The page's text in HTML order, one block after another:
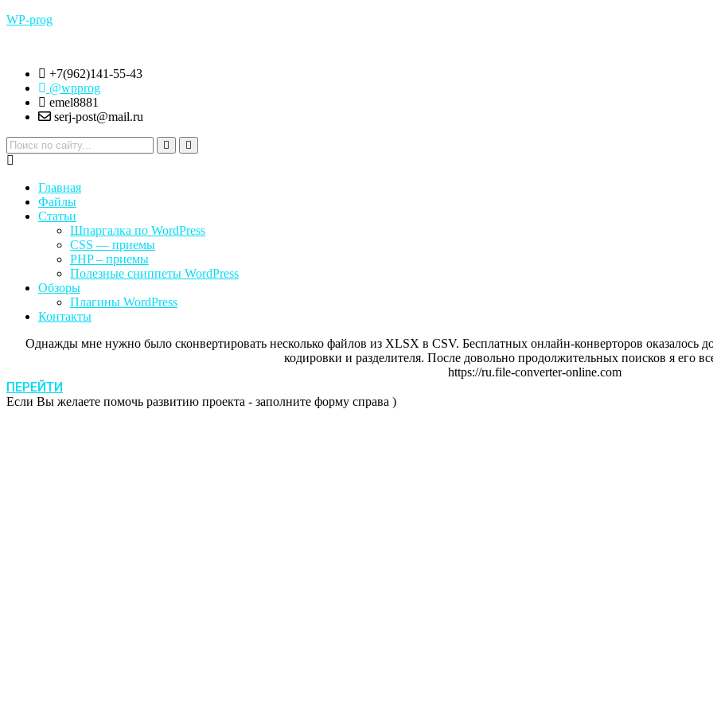
WP-prog
+7(962)141-55-43
@wpprog
emel8881
serj-post@mail.ru
Меню
Главная
Файлы
Статьи
Шпаргалка по WordPress
CSS — приемы
PHP – приемы
Полезные сниппеты WordPress
Обзоры
Плагины WordPress
Контакты
Однажды мне нужно было сконвертировать несколько файлов из XLSX в CSV. Бесплатных онлайн-конверторов оказалось
кодировки и разделителя. После довольно продолжительных поисков я его
https://ru.file-converter-online.com
ПЕРЕЙТИ
Если Вы желаете помочь развитию проекта - заполните форму справа )